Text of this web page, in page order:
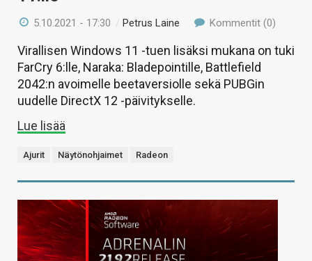
5.10.2021 - 17:30 /Petrus Laine Kommentit (0)
Virallisen Windows 11 -tuen lisäksi mukana on tuki
FarCry 6:lle, Naraka: Bladepointille, Battlefield
2042:n avoimelle beetaversiolle sekä PUBGin
uudelle DirectX 12 -päivitykselle.
Lue lisää
Ajurit Näytönohjaimet Radeon